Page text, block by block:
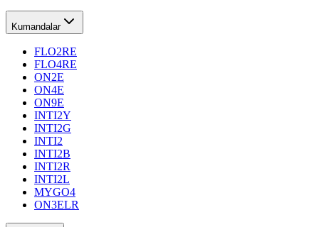
Kumandalar
FLO2RE
FLO4RE
ON2E
ON4E
ON9E
INTI2Y
INTI2G
INTI2
INTI2B
INTI2R
INTI2L
MYGO4
ON3ELR